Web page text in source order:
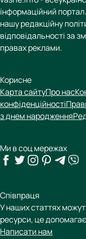
інформаційний
нашу редакційну
відповідальності за
правах реклами.
Корисне
Карта сайтуПро нас
конфіденційності
з днем народження
Ми в соц мережах
Співпраця
У наших статтях
ресурси, це
Написати нам